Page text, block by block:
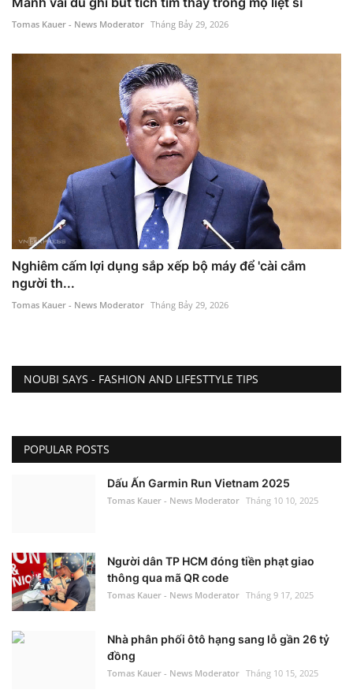
Tomas Kauer - News Moderator Tháng Bảy 29, 2026
Nghiêm cấm lợi dụng sắp xếp bộ máy để 'cài cắm
người th...
Tomas Kauer - News Moderator Tháng Bảy 29, 2026
NOUBI SAYS - FASHION AND LIFESTTYLE TIPS
POPULAR POSTS
Dấu Ấn Garmin Run Vietnam 2025
Tomas Kauer - News Moderator Tháng 10 10, 2025
Người dân TP HCM đóng tiền phạt giao
thông qua mã QR code
Tomas Kauer - News Moderator Tháng 9 17, 2025
Nhà phân phối ôtô hạng sang lỗ gần 26 tỷ
đồng
Tomas Kauer - News Moderator Tháng 10 15, 2025